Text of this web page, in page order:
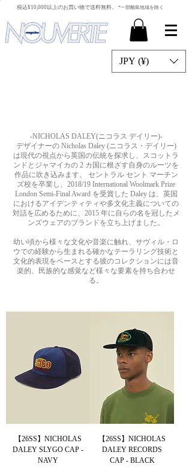
​税込¥10,000以上のお買い物で送料無料。 *一部離島地域を除く
JPY (¥)
-NICHOLAS DALEY(ニコラス デイリー)-
デザイナーの Nicholas Daley (ニコラス・デイリー)
は現代の視点から英国の伝統を探求し、スコットラ
ンドとジャマイカの 2 カ国に根ざす自身のルーツを
作品に吹き込みます。 セントラル セント マーチン
ズ校を卒業し、2018/19 International Woolmark Prize
London Semi-Final Award を受賞した Daley は、英国
におけるアイデンティティや多文化主義についての
対話を広めるために、2015 年に自らの名を冠したメ
ンズウェアのブランドを立ち上げました。
幼い頃から様々な文化や音楽に触れ、サヴィル・ロ
ウでの経験から生まれる確かなテーラリング技術と
文化的表現をベースとする彼のコレクションには音
楽的、民族的な感覚など様々な要素を持ち合わせ
る。
【26SS】NICHOLAS
DALEY SLYGO CAP -
NAVY
【26SS】NICHOLAS
DALEY RECORDS
CAP - BLACK